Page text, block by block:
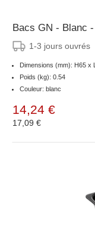
Bacs GN - Blanc
1-3 jours ouvrés
Dimensions (mm): H65 x
Poids (kg): 0.54
Couleur: blanc
14,24 €
17,09 €